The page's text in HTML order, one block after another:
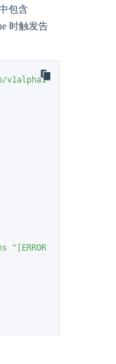
包含
时触发告
v1alpha1
"[ERROR]"